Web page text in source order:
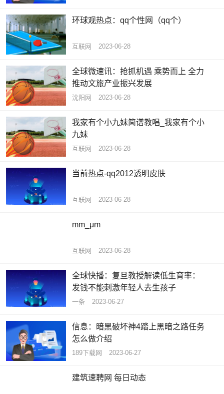
环球观热点：qq个性网（qq个）
互联网 2023-06-28
全球微速讯：抢抓机遇 乘势而上 全力
推动文旅产业振兴发展
沈阳网 2023-06-28
我家有个小九妹简谱教唱_我家有个小
九妹
互联网 2023-06-28
当前热点-qq2012透明皮肤
互联网 2023-06-28
mm_μm
互联网 2023-06-28
全球快播：复旦教授解读低生育率：
发钱不能刺激年轻人去生孩子
一条 2023-06-27
信息：暗黑破坏神4踏上黑暗之路任务
怎么做介绍
189下载网 2023-06-27
建筑速聘网 每日动态